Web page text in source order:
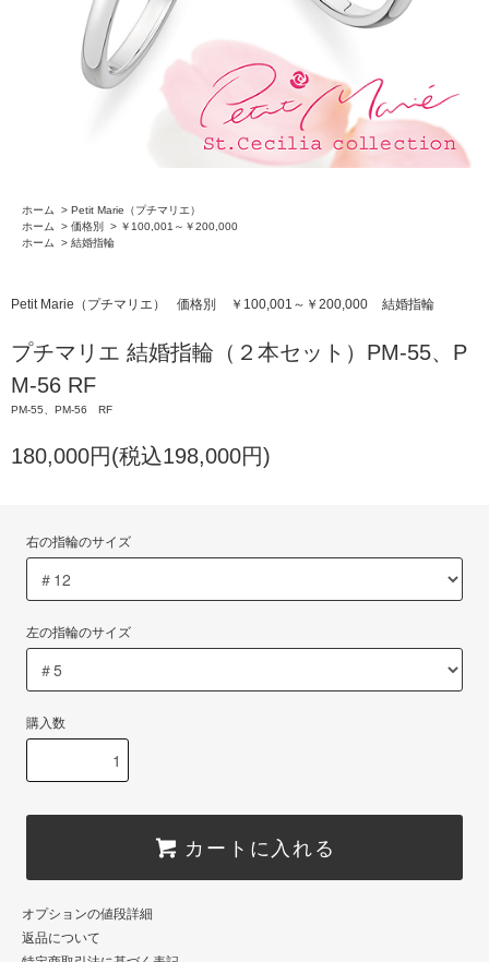
ホーム > Petit Marie（プチマリエ）
ホーム
> 価格別 > ￥100,001～￥200,000
ホーム
> 結婚指輪
Petit Marie（プチマリエ） 価格別 ￥100,001～￥200,000 結婚指輪
プチマリエ 結婚指輪（２本セット）PM-55、P
M-56 RF
PM-55、PM-56 RF
180,000円(税込198,000円)
右の指輪のサイズ
左の指輪のサイズ
購入数
カートに入れる
オプションの値段詳細
返品について